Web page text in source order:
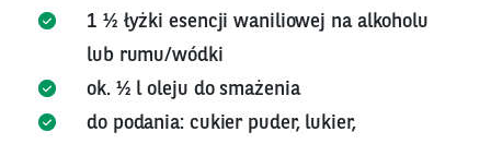
1 ½ łyżki esencji waniliowej na alkoholu
lub rumu/wódki
ok. ½ l oleju do smażenia
do podania: cukier puder, lukier,